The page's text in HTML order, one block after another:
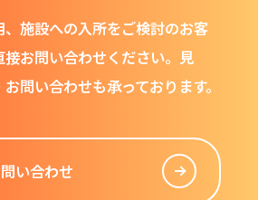
施設への入所をご検討のお客
お問い合わせください。 見
問い合わせも承っております。
い合わせ